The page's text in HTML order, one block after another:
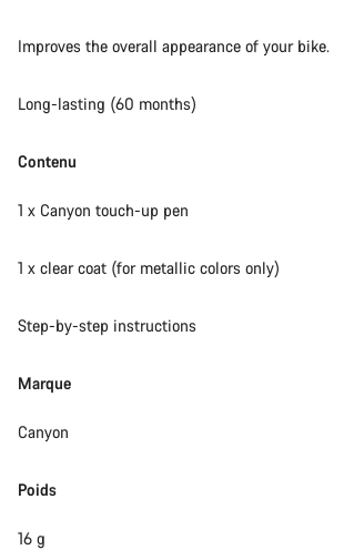
Improves the overall appearance of your bike.
Long-lasting (60 months)
Contenu
1 x Canyon touch-up pen
1 x clear coat (for metallic colors only)
Step-by-step instructions
Marque
Canyon
Poids
16 g
répondre à vos questions.